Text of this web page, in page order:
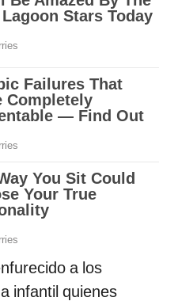
a los
infantil quienes